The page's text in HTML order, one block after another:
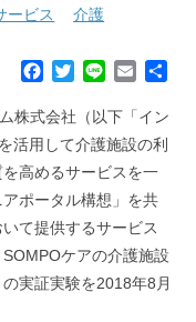
ービス 介護
c
e
o
o
k
T
i
t
e
r
n
e
E
a
i
株式会社（以下「イン
活用して介護施設の利
高めるサービスを一
ポータル構想」を共
て提供するサービス
ケアの介護施設
実証実験を2018年8月